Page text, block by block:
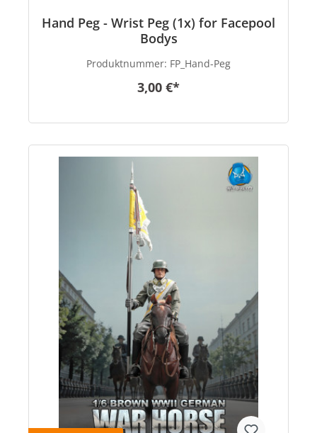
Hand Peg - Wrist Peg (1x) for Facepool
Bodys
Produktnummer: FP_Hand-Peg
3,00 €*